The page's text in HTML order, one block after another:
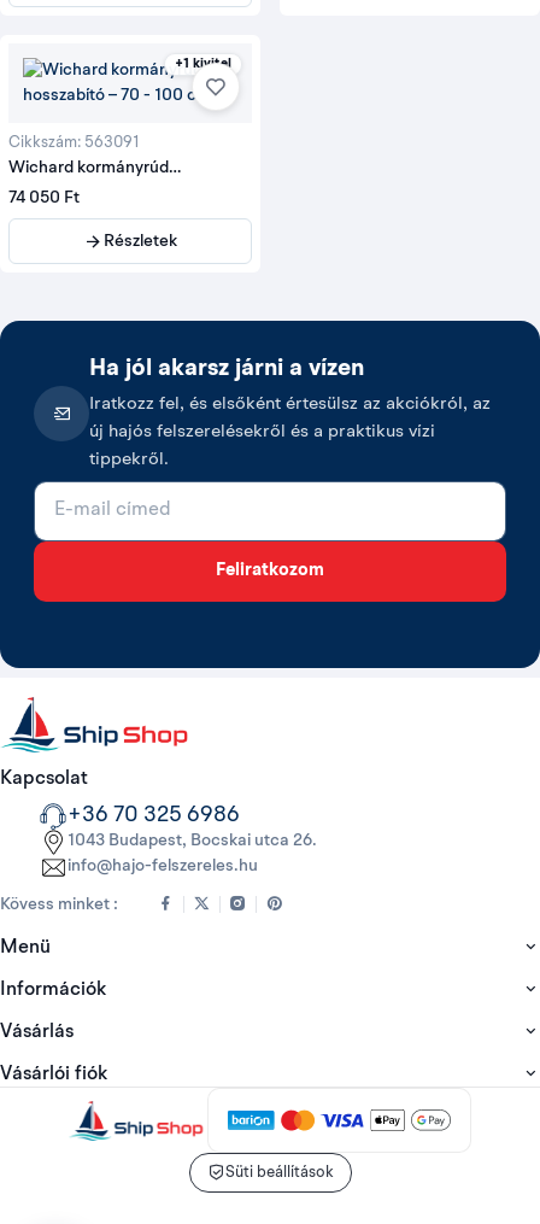
+1 kivitel
Cikkszám: 563091
Wichard kormányrúd
hosszabító
74 050 Ft
Részletek
Ha jól akarsz járni a vízen
Iratkozz fel, és elsőként értesülsz az akciókról, az
új hajós felszerelésekről és a praktikus vízi
tippekről.
E-mail cím
Feliratkozom
Kapcsolat
+36 70 325 6986
1043 Budapest, Bocskai utca 26.
info@hajo-felszereles.hu
Kövess minket :
Menü
Információk
Vásárlás
Vásárlói fiók
Süti beállítások